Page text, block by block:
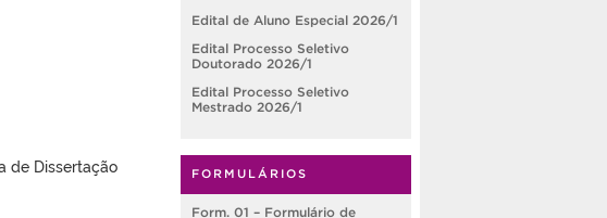
de Dissertação
Edital de Aluno Especial 2026/1
Edital Processo Seletivo
Doutorado 2026/1
Edital Processo Seletivo
Mestrado 2026/1
FORMULÁRIOS
Form. 01 – Formulário de